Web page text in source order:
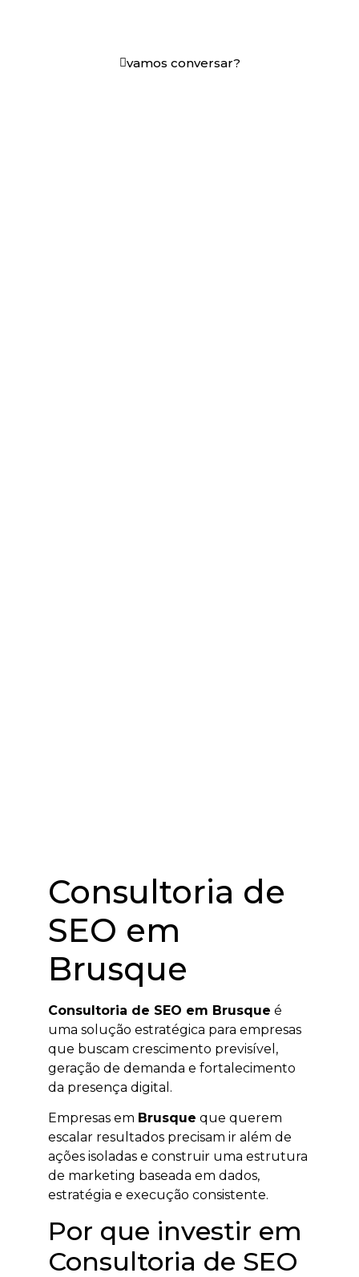
vamos conversar?
Consultoria de
SEO em
Brusque
Consultoria de SEO em Brusque é
uma solução estratégica para empresas
que buscam crescimento previsível,
geração de demanda e fortalecimento
da presença digital.
Empresas em Brusque que querem
escalar resultados precisam ir além de
ações isoladas e construir uma estrutura
de marketing baseada em dados,
estratégia e execução consistente.
Por que investir em
Consultoria de SEO